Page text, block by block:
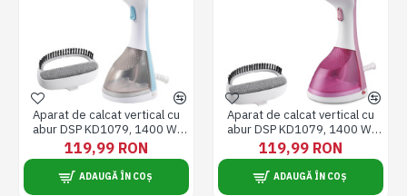
Aparat de calcat vertical cu
abur DSP KD1079, 1400 W,
rezervor detasabil 220 ml,
abur 10-20 g/min, fier calcat
cu incalzire in 30 secunde, 2
nivele abur, accesoriu scame,
119,99 RON
ADAUGĂ ÎN COȘ
Aparat de calcat vertical cu
abur DSP KD1079, 1400 W,
rezervor detasabil 220 ml,
abur 10-20 g/min, fier calcat
cu incalzire in 30 secunde, 2
nivele de abur, accesoriu
119,99 RON
ADAUGĂ ÎN COȘ